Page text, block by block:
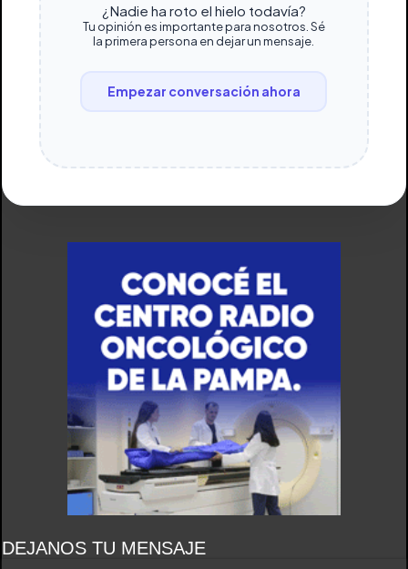
¿Nadie ha roto el hielo todavía?
Tu opinión es importante para nosotros. Sé
la primera persona en dejar un mensaje.
Empezar conversación ahora
DEJANOS TU MENSAJE